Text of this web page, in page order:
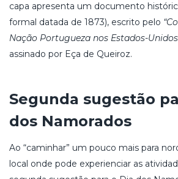
capa apresenta um documento
formal datada de 1873), escrito pelo
Nação Portugueza nos Estados-
assinado por Eça de Queiroz.
Segunda sugestão
dos Namorados
Ao “caminhar” um pouco mais para
local onde pode experienciar as